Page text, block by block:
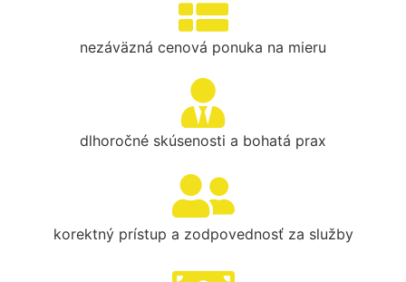
nezáväzná cenová ponuka na mieru
dlhoročné skúsenosti a bohatá prax
korektný prístup a zodpovednosť za služby